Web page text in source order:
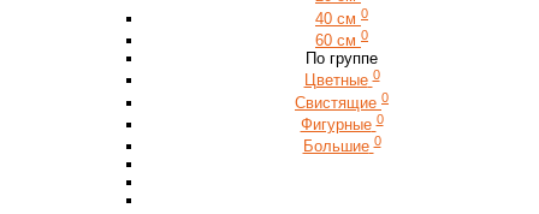
40 см 0
60 см 0
По группе
Цветные 0
Свистящие 0
Фигурные 0
Большие 0